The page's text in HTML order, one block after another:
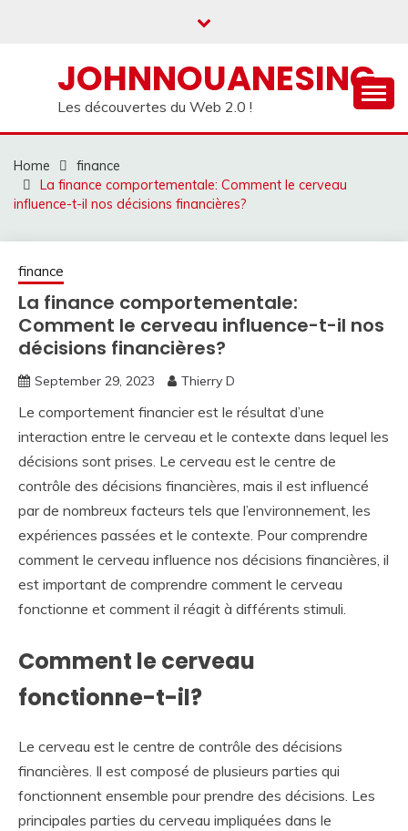
JOHNNOUANESING
Les découvertes du Web 2.0 !
Home
finance
La finance comportementale: Comment le cerveau
influence-t-il nos décisions financières?
finance
La finance comportementale:
Comment le cerveau influence-t-il nos
décisions financières?
September 29, 2023 Thierry D
Le comportement financier est le résultat d’une
interaction entre le cerveau et le contexte dans lequel les
décisions sont prises. Le cerveau est le centre de
contrôle des décisions financières, mais il est influencé
par de nombreux facteurs tels que l’environnement, les
expériences passées et le contexte. Pour comprendre
comment le cerveau influence nos décisions financières, il
est important de comprendre comment le cerveau
fonctionne et comment il réagit à différents stimuli.
Comment le cerveau
fonctionne-t-il?
Le cerveau est le centre de contrôle des décisions
financières. Il est composé de plusieurs parties qui
fonctionnent ensemble pour prendre des décisions. Les
principales parties du cerveau impliquées dans le